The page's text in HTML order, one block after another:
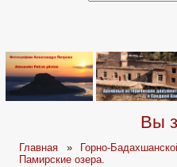
Вы
Главная »
Горно-
Памирские озера.